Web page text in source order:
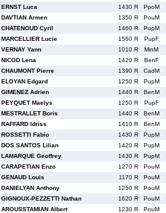
ERNST Luca 1430 R
PpoM
DAVTIAN Armen 1350 R
PouM
CHATENOUD Cyril 1460 R
PupM
MARCELLIER Lucie 1560 R
PupF
VERNAY Yann 1010 R
MinM
NICOD Lena 1420 R
BenF
CHAUMONT Pierre 1390 R
CadM
ELOYAN Edgard 1250 R
PupM
GIMENEZ Adrien 1440 R
BenM
PEYQUET Maelys 1250 R
PupF
MESTRALLET Boris 1440 R
BenM
RAFFARD Idriss 1410 R
BenM
ROSSETTI Fabio 1430 R
PupM
DOS SANTOS Lilian 1420 R
PupM
LAMARQUE Geoffrey 1430 R
PupM
CARAPETIAN Enzo 1270 R
PouM
GENAUD Louis 1170 R
PouM
DANIELYAN Anthony 1250 R
PouM
GIGNOUX-PEZZETTI Nathan 1620 R
PouM
AROUSSTAMIAN Albert 1230 R
PouM